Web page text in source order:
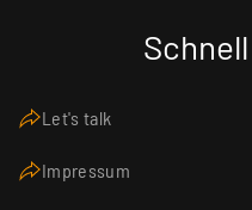
Let's talk
Impressum